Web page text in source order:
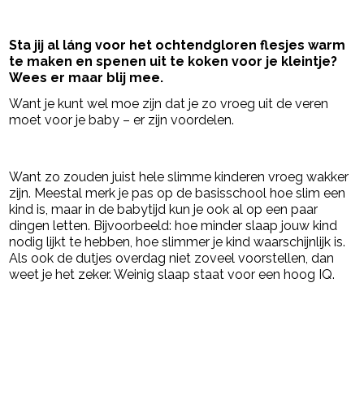
Sta jij al láng voor het ochtendgloren flesjes warm
te maken en spenen uit te koken voor je kleintje?
Wees er maar blij mee.
Want je kunt wel moe zijn dat je zo vroeg uit de veren
moet voor je baby – er zijn voordelen.
Want zo zouden juist hele slimme kinderen vroeg wakker
zijn. Meestal merk je pas op de basisschool hoe slim een
kind is, maar in de babytijd kun je ook al op een paar
dingen letten. Bijvoorbeeld: hoe minder slaap jouw kind
nodig lijkt te hebben, hoe slimmer je kind waarschijnlijk is.
Als ook de dutjes overdag niet zoveel voorstellen, dan
weet je het zeker. Weinig slaap staat voor een hoog IQ.